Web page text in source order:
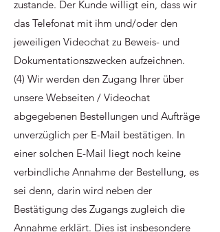
zustande. Der Kunde willigt ein, dass wir
das Telefonat mit ihm und/oder den
jeweiligen Videochat zu Beweis- und
Dokumentationszwecken aufzeichnen.
(4) Wir werden den Zugang Ihrer über
unsere Webseiten / Videochat
abgegebenen Bestellungen und Aufträge
unverzüglich per E-Mail bestätigen. In
einer solchen E-Mail liegt noch keine
verbindliche Annahme der Bestellung, es
sei denn, darin wird neben der
Bestätigung des Zugangs zugleich die
Annahme erklärt. Dies ist insbesondere